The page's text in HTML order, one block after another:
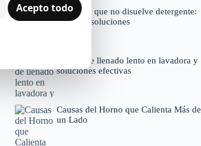
Lavadora que no disuelve detergente:
causas y soluciones
Causas de llenado lento en lavadora y
soluciones efectivas
Causas del Horno que Calienta Más de
un Lado
Acepto todo